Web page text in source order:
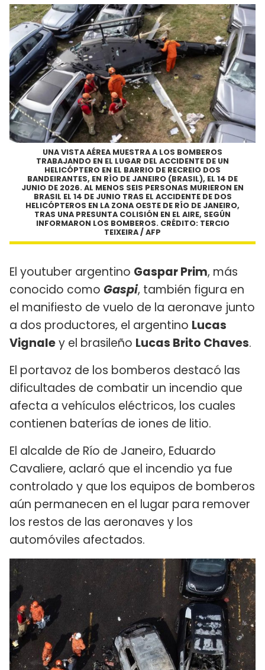
UNA VISTA AÉREA MUESTRA A LOS BOMBEROS
TRABAJANDO EN EL LUGAR DEL ACCIDENTE DE UN
HELICÓPTERO EN EL BARRIO DE RECREIO DOS
BANDEIRANTES, EN RÍO DE JANEIRO (BRASIL), EL 14 DE
JUNIO DE 2026. AL MENOS SEIS PERSONAS MURIERON EN
BRASIL EL 14 DE JUNIO TRAS EL ACCIDENTE DE DOS
HELICÓPTEROS EN LA ZONA OESTE DE RÍO DE JANEIRO,
TRAS UNA PRESUNTA COLISIÓN EN EL AIRE, SEGÚN
INFORMARON LOS BOMBEROS. CRÉDITO: TERCIO
TEIXEIRA / AFP
El youtuber argentino Gaspar Prim, más
conocido como Gaspi, también figura en
el manifiesto de vuelo de la aeronave junto
a dos productores, el argentino Lucas
Vignaley el brasileño Lucas Brito Chaves.
El portavoz de los bomberos destacó las
dificultades de combatir un incendio que
afecta a vehículos eléctricos, los cuales
contienen baterías de iones de litio.
El alcalde de Río de Janeiro, Eduardo
Cavaliere, aclaró que el incendio ya fue
controlado y que los equipos de bomberos
aún permanecen en el lugar para remover
los restos de las aeronaves y los
automóviles afectados.